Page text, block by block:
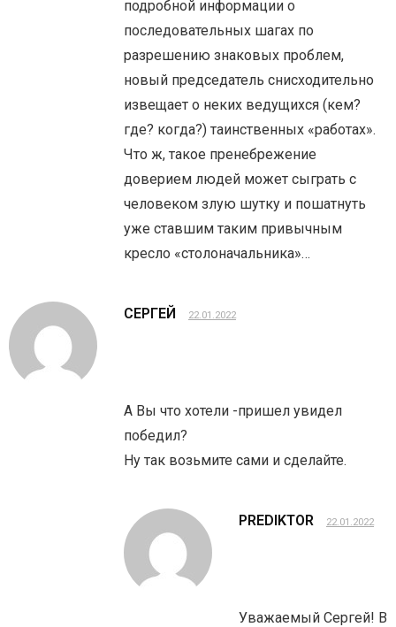
подробной информации о
последовательных шагах по
разрешению знаковых проблем,
новый председатель снисходительно
извещает о неких ведущихся (кем?
где? когда?) таинственных «работах».
Что ж, такое пренебрежение
доверием людей может сыграть с
человеком злую шутку и пошатнуть
уже ставшим таким привычным
кресло «столоначальника»…
СЕРГЕЙ 22.01.2022
А Вы что хотели -пришел увидел
победил?
Ну так возьмите сами и сделайте.
PREDIKTOR 22.01.2022
Уважаемый Сергей! В